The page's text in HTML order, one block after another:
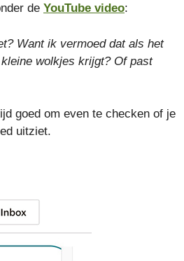
de YouTube video:
Want ik vermoed dat als het
wolkjes krijgt? Of past
goed om even te checken of je
uitziet.